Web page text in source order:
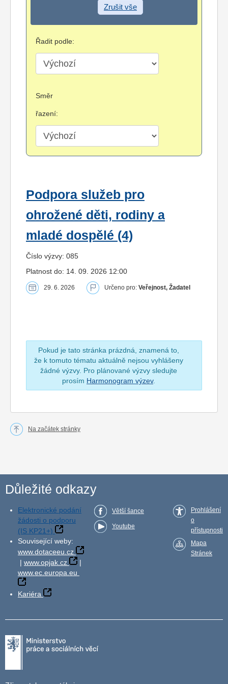
Zrušit vše
Řadit podle:
Směr
řazení:
Podpora služeb pro
ohrožené děti, rodiny a
mladé dospělé (4)
Číslo výzvy: 085
Platnost do: 14. 09. 2026 12:00
29. 6. 2026 Určeno pro: Veřejnost, Žadatel
Pokud je tato stránka prázdná, znamená to,
že k tomuto tématu aktuálně nejsou vyhlášeny
žádné výzvy. Pro plánované výzvy sledujte
prosím Harmonogram výzev.
Na začátek stránky
Důležité odkazy
Elektronické podání
žádosti o podporu
(IS KP21+)
Související weby:
www.dotaceeu.cz
| www.opjak.cz
|
www.ec.europa.eu
Kariéra
Větší šance
Youtube
Prohlášení
o
přístupnosti
Mapa
Stránek